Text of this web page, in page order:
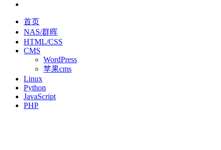
首页
NAS/群晖
HTML/CSS
CMS
WordPress
苹果cms
Linux
Python
JavaScript
PHP